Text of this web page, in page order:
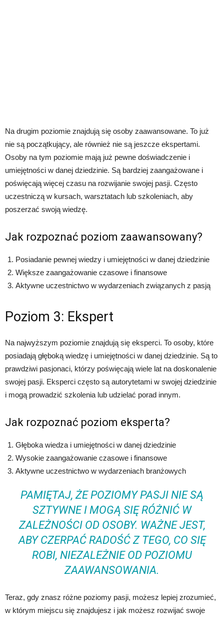
Na drugim poziomie znajdują się osoby zaawansowane. To już
nie są początkujący, ale również nie są jeszcze ekspertami.
Osoby na tym poziomie mają już pewne doświadczenie i
umiejętności w danej dziedzinie. Są bardziej zaangażowane i
poświęcają więcej czasu na rozwijanie swojej pasji. Często
uczestniczą w kursach, warsztatach lub szkoleniach, aby
poszerzać swoją wiedzę.
Jak rozpoznać poziom zaawansowany?
Posiadanie pewnej wiedzy i umiejętności w danej dziedzinie
Większe zaangażowanie czasowe i finansowe
Aktywne uczestnictwo w wydarzeniach związanych z pasją
Poziom 3: Ekspert
Na najwyższym poziomie znajdują się eksperci. To osoby, które
posiadają głęboką wiedzę i umiejętności w danej dziedzinie. Są to
prawdziwi pasjonaci, którzy poświęcają wiele lat na doskonalenie
swojej pasji. Eksperci często są autorytetami w swojej dziedzinie
i mogą prowadzić szkolenia lub udzielać porad innym.
Jak rozpoznać poziom eksperta?
Głęboka wiedza i umiejętności w danej dziedzinie
Wysokie zaangażowanie czasowe i finansowe
Aktywne uczestnictwo w wydarzeniach branżowych
PAMIĘTAJ, ŻE POZIOMY PASJI NIE SĄ
SZTYWNE I MOGĄ SIĘ RÓŻNIĆ W
ZALEŻNOŚCI OD OSOBY. WAŻNE JEST,
ABY CZERPAĆ RADOŚĆ Z TEGO, CO SIĘ
ROBI, NIEZALEŻNIE OD POZIOMU
ZAAWANSOWANIA.
Teraz, gdy znasz różne poziomy pasji, możesz lepiej zrozumieć,
w którym miejscu się znajdujesz i jak możesz rozwijać swoje